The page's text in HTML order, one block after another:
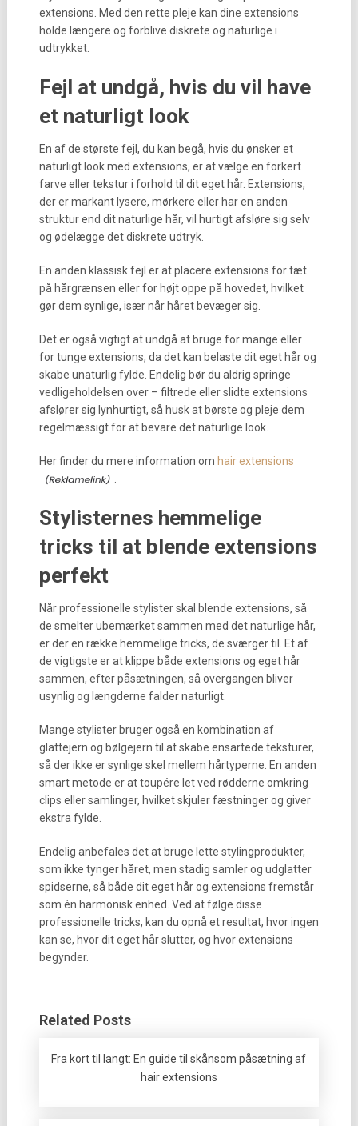
extensions. Med den rette pleje kan dine extensions
holde længere og forblive diskrete og naturlige i
udtrykket.
Fejl at undgå, hvis du vil have
et naturligt look
En af de største fejl, du kan begå, hvis du ønsker et
naturligt look med extensions, er at vælge en forkert
farve eller tekstur i forhold til dit eget hår. Extensions,
der er markant lysere, mørkere eller har en anden
struktur end dit naturlige hår, vil hurtigt afsløre sig selv
og ødelægge det diskrete udtryk.
En anden klassisk fejl er at placere extensions for tæt
på hårgrænsen eller for højt oppe på hovedet, hvilket
gør dem synlige, især når håret bevæger sig.
Det er også vigtigt at undgå at bruge for mange eller
for tunge extensions, da det kan belaste dit eget hår og
skabe unaturlig fylde. Endelig bør du aldrig springe
vedligeholdelsen over – filtrede eller slidte extensions
afslører sig lynhurtigt, så husk at børste og pleje dem
regelmæssigt for at bevare det naturlige look.
Her finder du mere information om hair extensions
Stylisternes hemmelige
tricks til at blende extensions
perfekt
Når professionelle stylister skal blende extensions, så
de smelter ubemærket sammen med det naturlige hår,
er der en række hemmelige tricks, de sværger til. Et af
de vigtigste er at klippe både extensions og eget hår
sammen, efter påsætningen, så overgangen bliver
usynlig og længderne falder naturligt.
Mange stylister bruger også en kombination af
glattejern og bølgejern til at skabe ensartede teksturer,
så der ikke er synlige skel mellem hårtyperne. En anden
smart metode er at toupére let ved rødderne omkring
clips eller samlinger, hvilket skjuler fæstninger og giver
ekstra fylde.
Endelig anbefales det at bruge lette stylingprodukter,
som ikke tynger håret, men stadig samler og udglatter
spidserne, så både dit eget hår og extensions fremstår
som én harmonisk enhed. Ved at følge disse
professionelle tricks, kan du opnå et resultat, hvor ingen
kan se, hvor dit eget hår slutter, og hvor extensions
begynder.
Related Posts
Fra kort til langt: En guide til skånsom påsætning af
hair extensions